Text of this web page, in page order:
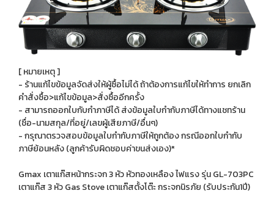
[ หมายเหตุ ]
- ร้านแก้ไขข้อมูลจัดส่งให้ผู้ซื้อไม่ได้ ถ้าต้องการแก้ไขให้ทำการ ยกเลิก
คำสั่งซื้อ>แก้ไขข้อมูล>สั่งซื้ออีกครั้ง
- สามารถออกใบกับกำภาษีได้ ส่งข้อมูลใบกำกับภาษีได้ทางแชทร้าน
(ชื่อ-นามสกุล/ที่อยู่/เลขผู้เสียภาษี/อื่นๆ)
- กรุณาตรวจสอบข้อมูลใบกำกับภาษีให้ถูกต้อง กรณีออกใบกำกับ
ภาษีย้อนหลัง (ลูกค้ารับผิดชอบค่าขนส่งเอง)*
Gmax เตาแก๊สหน้ากระจก 3 หัว หัวทองเหลือง ไฟแรง รุ่น GL-703PC
เตาแก๊ส 3 หัว Gas Stove เตาแก๊สตั้งโต๊ะ กระจกนิรภัย (รับประกัน1ปี)